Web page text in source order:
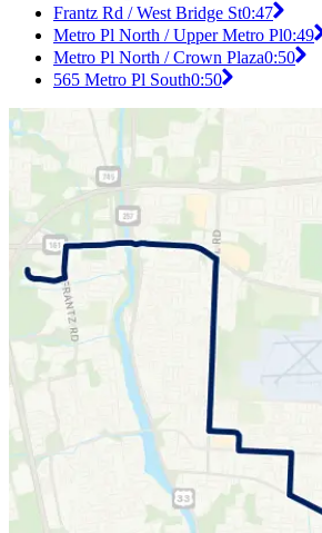
Frantz Rd / West Bridge St0:47
Metro Pl North / Upper Metro Pl0:49
Metro Pl North / Crown Plaza0:50
565 Metro Pl South0:50